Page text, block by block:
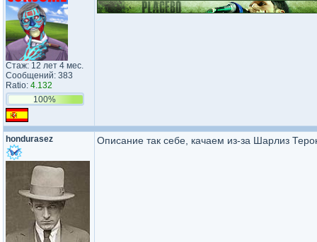
Стаж: 12 лет 4 мес.
Сообщений: 383
Ratio: 4.132
100%
hondurasez Описание так себе, качаем из-за Шарлиз